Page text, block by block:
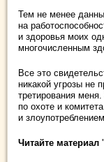
Тем не менее
на
и здоровья моих
многочисленным
Все это
никакой угрозы не
третирования
по охоте и
и
Читайте материал